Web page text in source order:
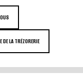
DE LA TRÉZORERIE